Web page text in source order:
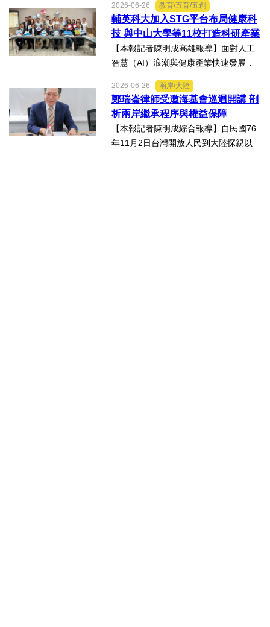
科建教僑生專班學生囊括高中職組前三
名。李昱平校長表示，來自泰國、印尼
及越南僑生，以異國的獨特視...
2026-06-26 教育/五育/五創
輔英科大加入STG平台布局健康科
技 與中山大學等11校打造科研產業
生態圈
【本報記者陳明成高雄報導】面對人工
智慧（AI）浪潮與健康產業快速發展，
灣科研產業化平台」，再擴大跨校科研
合作版圖，與輔英科技大學簽署合作備
忘錄（MOU），並共同為「廠...
2026-06-26 兩岸/大陸
鄭瑞崙律師受邀海基會巡迴開講 剖
析兩岸繼承程序與權益保障
【本報記者陳明成綜合報導】自民國76
年11月2日台灣開放人民到大陸探親以